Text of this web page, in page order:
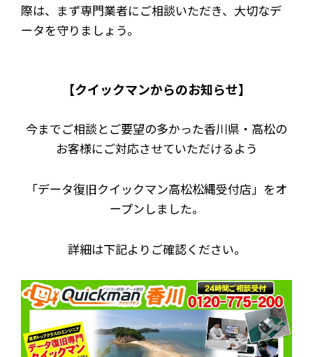
際は、まず専門業者にご相談いただき、大切なデ
ータを守りましょう。
【クイックマンからのお知らせ】
今までご相談とご要望の多かった香川県・高松の
お客様にご対応させていただけるよう
「データ復旧クイックマン高松松縄受付店」をオ
ープンしました。
詳細は下記よりご確認ください。